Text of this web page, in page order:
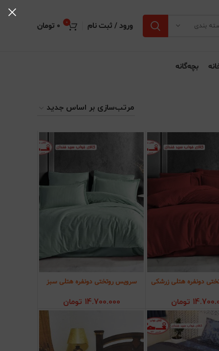
بندی ورود / ثبت نام 0
0 تومان
بچه‌گانه
به سبد خرید
دونفره هتلی زرشکی
تومان
افزودن به سبد خرید
سرویس روتختی دونفره هتلی سبز
14.700.000 تومان